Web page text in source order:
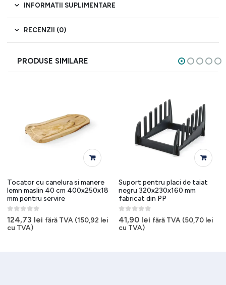
INFORMATII SUPLIMENTARE
RECENZII (0)
PRODUSE SIMILARE
Tocator cu canelura si manere
lemn maslin 40 cm 400x250x18
mm pentru servire
0out of 5
124,73 lei fără TVA (150,92 lei
cu TVA)
Suport pentru placi de taiat
negru 320x230x160 mm
fabricat din PP
0out of 5
41,90 lei fără TVA (50,70 lei
cu TVA)